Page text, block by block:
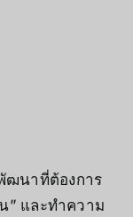
ฒนาที่ต้องการ
” และทำความ